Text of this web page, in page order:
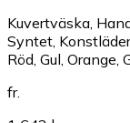
Kuvertväska,
Syntet,
Röd, Gul, Orange,
fr.